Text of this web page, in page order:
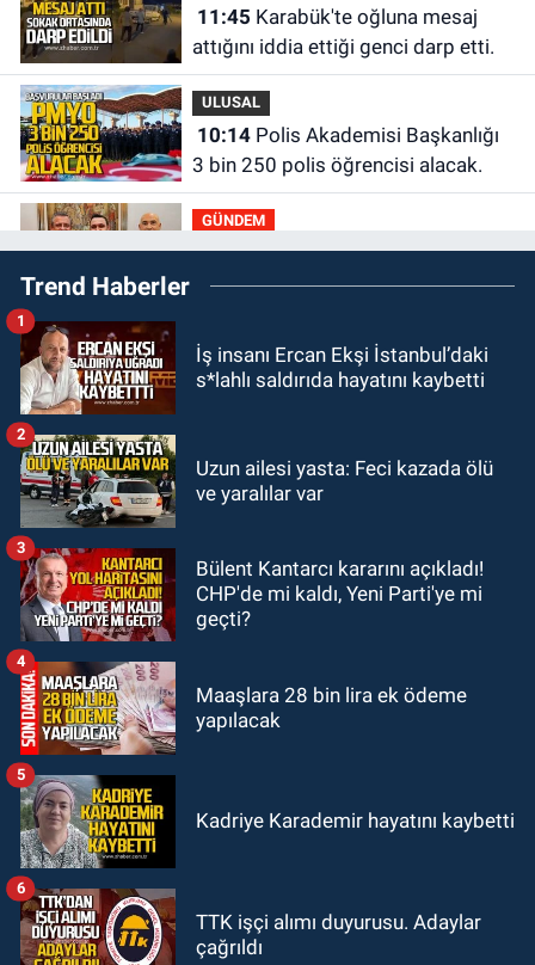
11:45
attığını iddia ettiği genci darp etti.
ULUSAL
10:14Polis Akademisi Başkanlığı
3 bin 250 polis öğrencisi alacak.
GÜNDEM
00:22Emirhan Erdem YENİ Parti İl
yönetiminden neden yok?
22:47 Günün notu!
22:01Gülden Tanyeri hayatını
kaybetti
21:22Savaş Çiloğlu ve yönetimi
Başkan Köksal Tunçtürk’ü kutladı
Trend Haberler
İş insanı Ercan Ekşi İstanbul’daki
s*lahlı saldırıda hayatını kaybetti
1
Uzun ailesi yasta: Feci kazada ölü
ve yaralılar var
2
Bülent Kantarcı kararını açıkladı!
CHP'de mi kaldı, Yeni Parti'ye mi
geçti?
3
Maaşlara 28 bin lira ek ödeme
yapılacak
4
Kadriye Karademir hayatını kaybetti
5
TTK işçi alımı duyurusu. Adaylar
çağrıldı
6